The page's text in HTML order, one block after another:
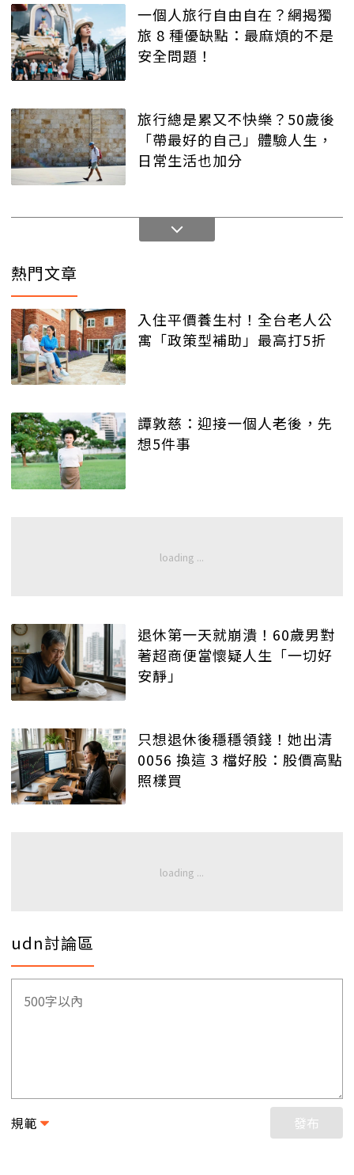
一個人旅行自由自在？網揭獨
旅 8 種優缺點：最麻煩的不是
安全問題！
旅行總是累又不快樂？50歲後
「帶最好的自己」體驗人生，
日常生活也加分
熱門文章
入住平價養生村！全台老人公
寓「政策型補助」最高打5折
譚敦慈：迎接一個人老後，先
想5件事
退休第一天就崩潰！60歲男對
著超商便當懷疑人生「一切好
安靜」
只想退休後穩穩領錢！她出清
0056 換這 3 檔好股：股價高點
照樣買
udn討論區
規範 發布